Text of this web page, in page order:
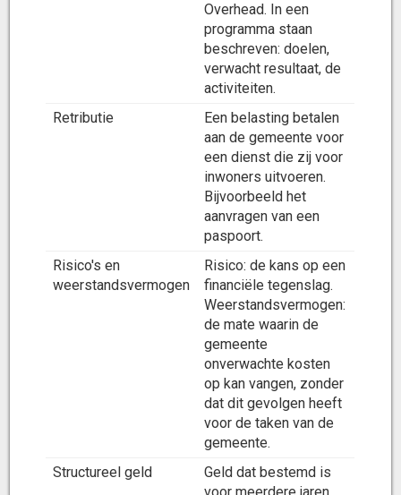
Overhead. In een
programma staan
beschreven: doelen,
verwacht resultaat, de
activiteiten.
Retributie
Een belasting betalen
aan de gemeente voor
een dienst die zij voor
inwoners uitvoeren.
Bijvoorbeeld het
aanvragen van een
paspoort.
Risico's en
weerstandsvermogen
Risico: de kans op een
financiële tegenslag.
Weerstandsvermogen:
de mate waarin de
gemeente
onverwachte kosten
op kan vangen, zonder
dat dit gevolgen heeft
voor de taken van de
gemeente.
Structureel geld
Geld dat bestemd is